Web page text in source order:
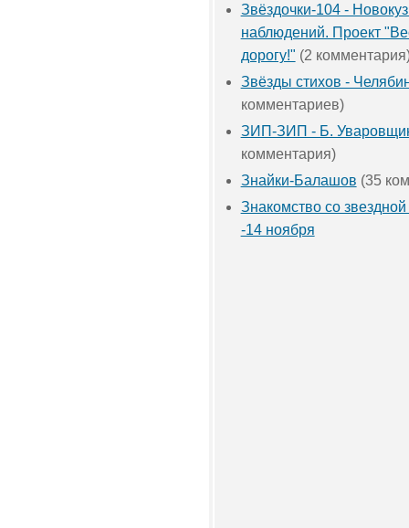
Звёздочки-104 -
наблюдений. Проект
дорогу!" (2
Звёзды стихов -
комментариев)
ЗИП-ЗИП - Б.
комментария)
Знайки-Балашов (35
Знакомство со
-14 ноября